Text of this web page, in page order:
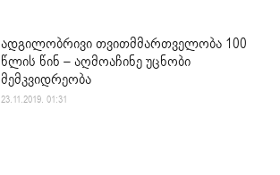
ადგილობრივი თვითმმართველობა 100
წლის წინ – აღმოაჩინე უცნობი
მემკვიდრეობა
23.11.2019. 01:31